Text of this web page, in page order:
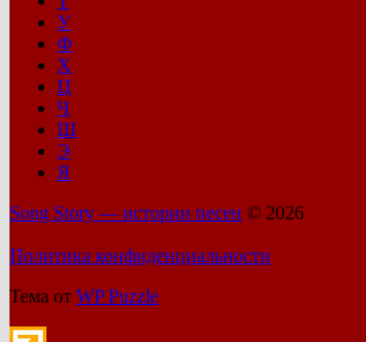
У
Ф
Х
Ц
Ч
Ш
Э
Я
Song Story — истории песен © 2026
Политика конфиденциальности
Тема от WP Puzzle